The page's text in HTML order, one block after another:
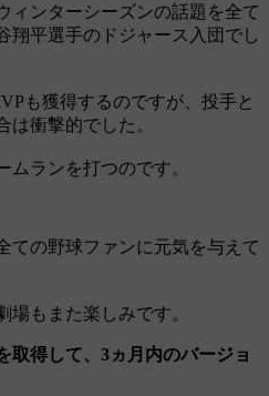
ィンターシーズンの話題を全て
翔平選手のドジャース入団でし
も獲得するのですが、投手と
は衝撃的でした。
ムランを打つのです。
ての野球ファンに元気を与えて
場もまた楽しみです。
得して、3ヵ月内のバージョ